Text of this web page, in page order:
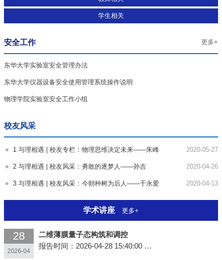
学生相关
安全工作 更多+
东华大学实验室安全管理办法
东华大学仪器设备安全使用管理系统操作说明
物理学院实验室安全工作小组
校友风采
1 与理相遇 | 校友专栏：物理思维决定未来——朱峰 2020-05-27
2 与理相遇 | 校友风采：勇敢的逐梦人——孙吉 2020-04-26
3 与理相遇 | 校友风采：今朝种树为后人——于永爱 2020-04-13
学术讲座 更多+
28
2026-04
二维薄膜量子态构筑和调控
报告时间：2026-04-28 15:40:00